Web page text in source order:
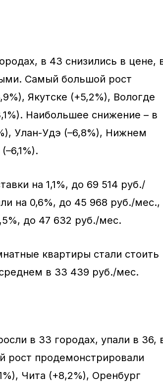
в 43 снизились в цене,
Самый большой рост
Якутске (+5,2%), Вологде
Наибольшее снижение – в
Улан-Удэ (–6,8%), Нижнем
на 1,1%, до 69 514 руб./
на 0,6%, до 45 968 руб./мес.,
до 47 632 руб./мес.
квартиры стали стоить
в 33 439 руб./мес.
в 33 городах, упали в 36,
рост продемонстрировали
Чита (+8,2%), Оренбург